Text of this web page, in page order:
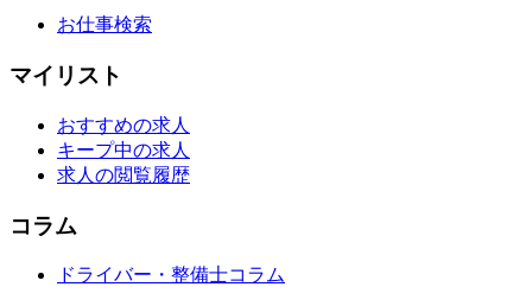
お仕事検索
マイリスト
おすすめの求人
キープ中の求人
求人の閲覧履歴
コラム
ドライバー・整備士コラム